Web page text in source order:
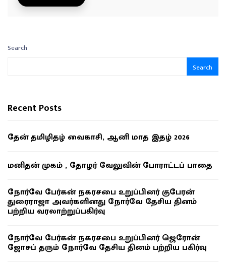
Search
Search
Recent Posts
தேன் தமிழிதழ் வைகாசி, ஆனி மாத இதழ் 2026
மனிதன் முகம் , தோழர் வேலுவின் போராட்டப் பாதை
நோர்வே பேர்கன் நகரசபை உறுப்பினர் குபேரன்
துரைராஜா அவர்களினது நோர்வே தேசிய தினம்
பற்றிய வரலாற்றுப்பகிர்வு
நோர்வே பேர்கன் நகரசபை உறுப்பினர் ஜெரோன்
ஜோசப் தரும் நோர்வே தேசிய தினம் பற்றிய பகிர்வு